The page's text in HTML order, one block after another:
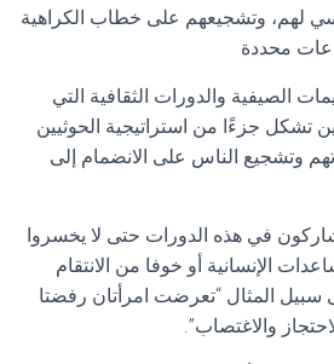
لهم، وتشجيعهم على خطاب الكراهية
محددة
الصيفية والدورات الثقافية التي
تشكل جزءًا من استراتيجية الحوثيين
وتشجيع الناس على الانضمام إلى
في هذه الدورات حتى لا يخسروا
الإنسانية أو خوفا من الانتقام
سبيل المثال “تعرضت امرأتان رفضتا
والاغتصاب”.